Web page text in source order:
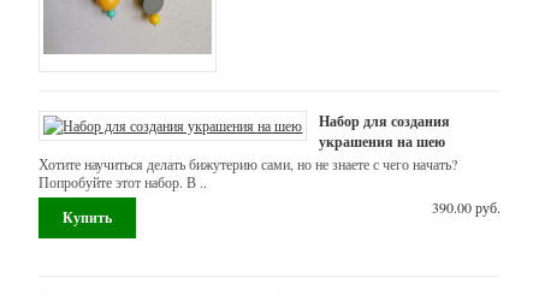
Наборы
создания
взрослых
браслетов
Набор для создания
украшения на шею
Хотите научиться делать бижутерию сами, но не знаете с чего начать?
Попробуйте этот набор. В ..
390.00 руб.